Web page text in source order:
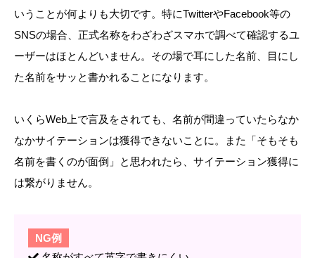
いうことが何よりも大切です。特にTwitterやFacebook等の
SNSの場合、正式名称をわざわざスマホで調べて確認するユ
ーザーはほとんどいません。その場で耳にした名前、目にし
た名前をサッと書かれることになります。
いくらWeb上で言及をされても、名前が間違っていたらなか
なかサイテーションは獲得できないことに。また「そもそも
名前を書くのが面倒」と思われたら、サイテーション獲得に
は繋がりません。
NG例